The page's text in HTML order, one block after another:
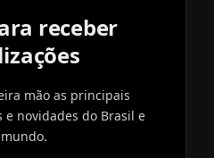
receber
mão as principais
e novidades do Brasil e